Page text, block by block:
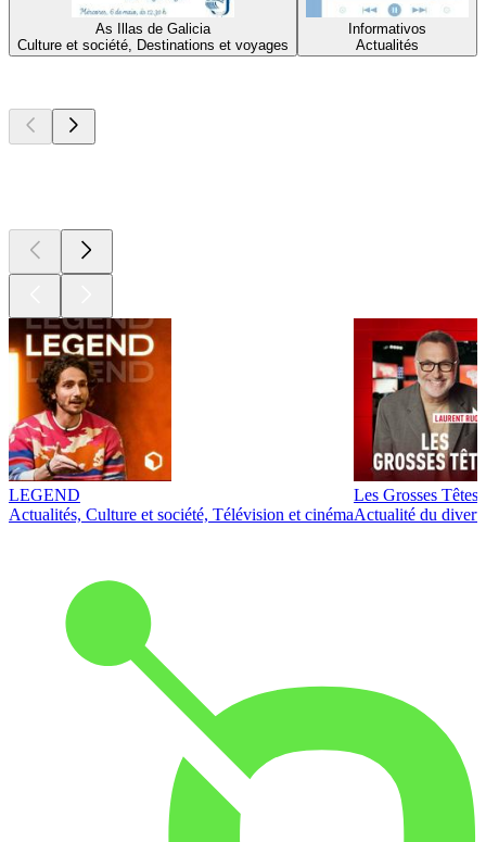
As Illas de Galicia
Culture et société, Destinations et voyages
Informativos
Actualités
LEGEND
Actualités, Culture et société, Télévision et cinéma
Les Grosses Têtes
Actualité du